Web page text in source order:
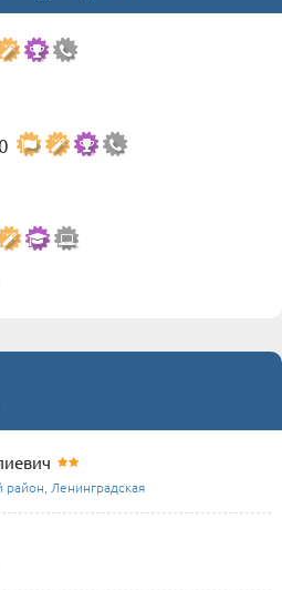
Ленинградская